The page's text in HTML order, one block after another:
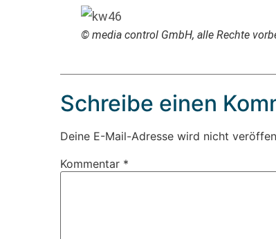
© media control GmbH, alle Rechte
Schreibe einen
Deine E-Mail-Adresse wird nicht
Kommentar *